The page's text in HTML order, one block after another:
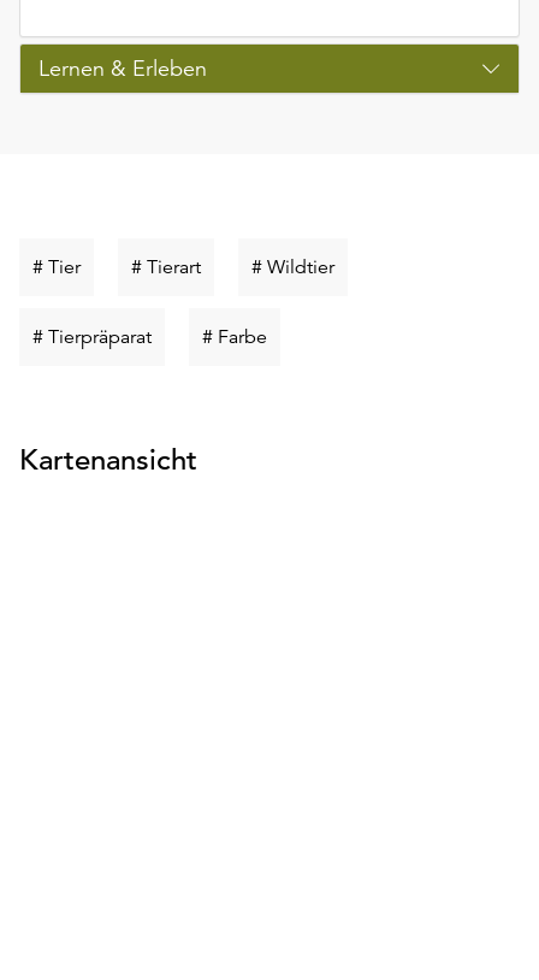
Lernen & Erleben
# TierSchlüsselwort
# TierartSchlüsselwort
# WildtierSchlüsselwort
# TierpräparatSchlüsselwort
# Farbe
Kartenansicht